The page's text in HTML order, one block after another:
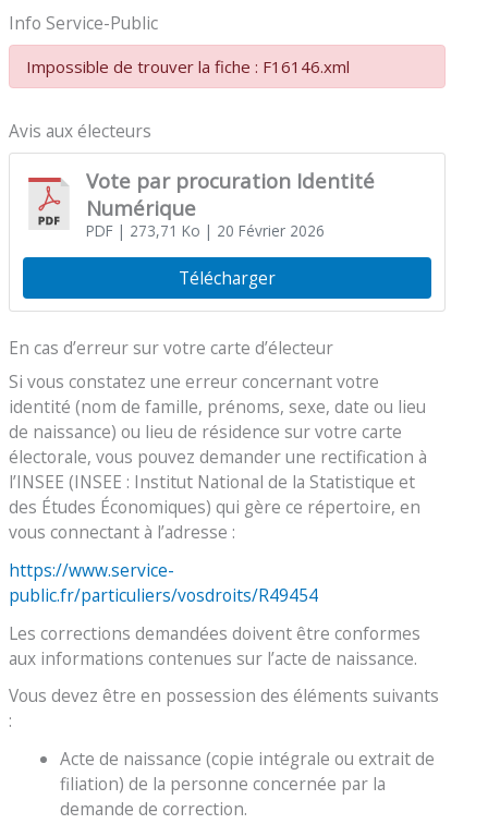
Info Service-Public
Impossible de trouver la fiche : F16146.xml
Avis aux électeurs
Vote par procuration Identité
Numérique
PDF| 273,71 Ko | 20 Février 2026
Télécharger
En cas d’erreur sur votre carte d’électeur
Si vous constatez une erreur concernant votre
identité (nom de famille, prénoms, sexe, date ou lieu
de naissance) ou lieu de résidence sur votre carte
électorale, vous pouvez demander une rectification à
l’INSEE (INSEE : Institut National de la Statistique et
des Études Économiques) qui gère ce répertoire, en
vous connectant à l’adresse :
https://www.service-
public.fr/particuliers/vosdroits/R49454
Les corrections demandées doivent être conformes
aux informations contenues sur l’acte de naissance.
Vous devez être en possession des éléments suivants
:
Acte de naissance (copie intégrale ou extrait de
filiation) de la personne concernée par la
demande de correction.